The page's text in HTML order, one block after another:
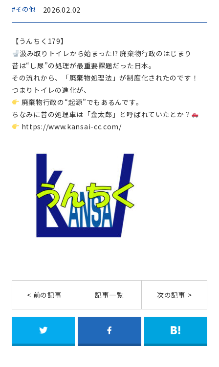
#その他 2026.02.02
【うんちく179】
汲み取りトイレから始まった!? 廃棄物行政のはじまり
昔は“し尿”の処理が最重要課題だった日本。
その流れから、「廃棄物処理法」が制度化されたのです！
つまりトイレの進化が、
廃棄物行政の“起源”でもあるんです。
ちなみに昔の処理車は「金太郎」と呼ばれていたとか？
https://www.kansai-cc.com/
< 前の記事 記事一覧 次の記事 >